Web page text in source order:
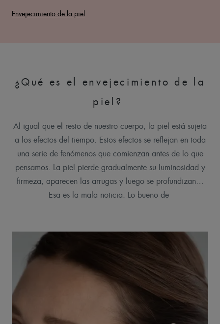
Envejecimiento de la piel
¿Qué es el envejecimiento de la
piel?
Al igual que el resto de nuestro cuerpo, la piel está sujeta
a los efectos del tiempo. Estos efectos se reflejan en toda
una serie de fenómenos que comienzan antes de lo que
pensamos. La piel pierde gradualmente su luminosidad y
firmeza, aparecen las arrugas y luego se profundizan…
Esa es la mala noticia. Lo bueno de